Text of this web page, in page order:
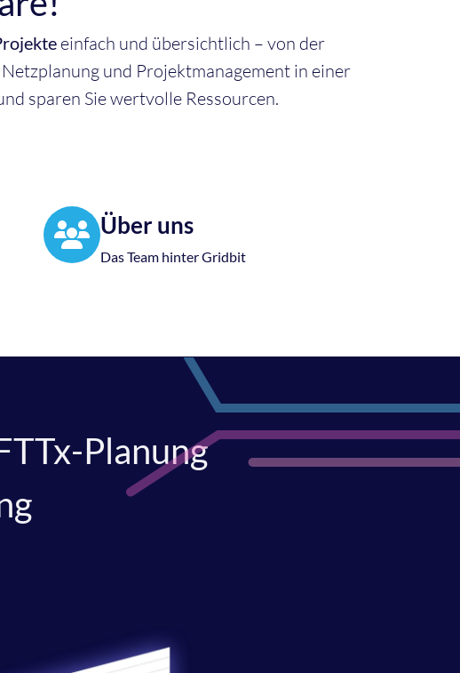
einfach und übersichtlich – von der
Netzplanung und Projektmanagement in einer
sparen Sie wertvolle Ressourcen.
Über uns
Das Team hinter Gridbit
Planung